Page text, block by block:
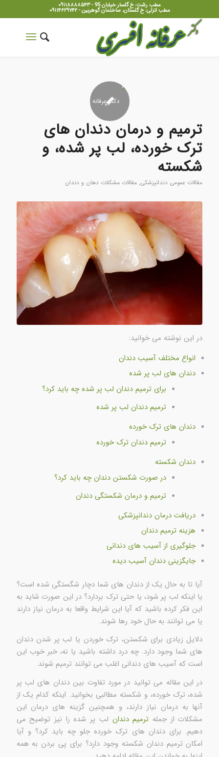
مطب رشت: خ گلسار.خیابان 95 - ۰۹۱۱۸۸۸۸۵۴۳
مطب انزلی: خ گلستان، ساختمان گوهربین - ۰۹۱۱۴۶۲۹۷۴۲
ترمیم و درمان دندان های
ترک خورده، لب پر شده، و
شکسته
مقالات عمومی دندانپزشکی, مقالات مشکلات دهان و دندان
در این نوشته می خوانید:
انواع مختلف آسیب دندان
دندان های لب پر شده
برای ترمیم دندان لب پر شده چه باید کرد؟
ترمیم دندان لب پر شده
دندان های ترک خورده
ترمیم دندان ترک خورده
دندان شکسته
در صورت شکستن دندان چه باید کرد؟
ترمیم و درمان شکستگی دندان
دریافت درمان دندانپزشکی
هزینه ترمیم دندان
جلوگیری از آسیب های دندانی
جایگزینی دندان آسیب دیده
آیا تا به حال یک از دندان های شما دچار شگستگی شده است؟
یا اینکه لب پر شود، یا حتی ترک بردارد؟ در این صورت شاید به
این فکر کرده باشید که آیا این شرایط واقعا به درمان نیاز دارند
یا می توانند به حال خود رها شوند.
دلایل زیادی برای شکستن، ترک خوردن یا لب پر شدن دندان
های شما وجود دارد. چه درد داشته باشید یا نه، خبر خوب این
است که آسیب های دندانی اغلب می توانند ترمیم شوند.
در این مقاله می توانید در مورد تفاوت بین دندان های لب پر
شده، ترک خورده، و شکسته مطالبی بخوانید. اینکه کدام یک از
آنها به درمان نیاز دارند، و همچنین گزینه های درمان این
مشکلات از جمله ترمیم دندان لب پر شده را نیز توضیح می
دهیم. برای دندان های ترک خورده جلو چه باید کرد؟ و آیا
امکان ترمیم دندان شکسته وجود دارد؟ برای پی بردن به همه